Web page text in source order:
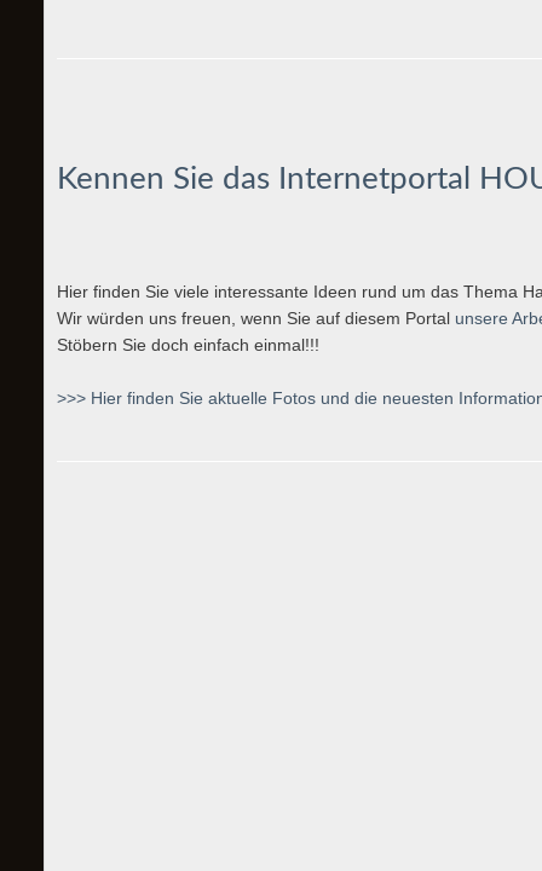
Kennen Sie das Internetportal
Hier finden Sie viele interessante Ideen rund um das Thema
Wir würden uns freuen, wenn Sie auf diesem Portal unsere
Stöbern Sie doch einfach einmal!!!
>>> Hier finden Sie aktuelle Fotos und die neuesten